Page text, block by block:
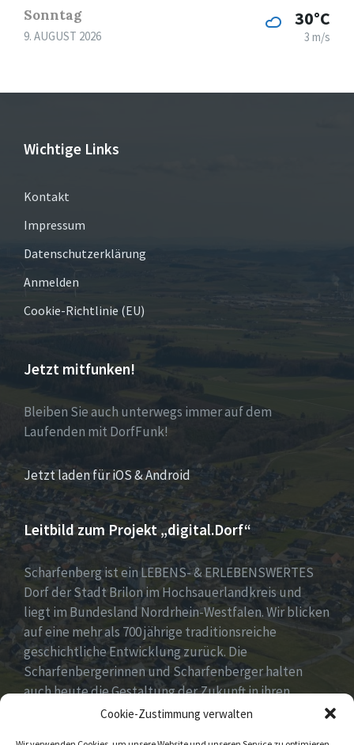
Cookie-Zustimmung verwalten
Sonntag
9. AUGUST 2026
30°C
3 m/s
Wichtige Links
Kontakt
Impressum
Datenschutzerklärung
Anmelden
Cookie-Richtlinie (EU)
Jetzt mitfunken!
Bleiben Sie auch unterwegs immer auf dem
Laufenden mit DorfFunk!
Jetzt laden für iOS & Android
Leitbild zum Projekt „digital.Dorf“
Scharfenberg ist ein LEBENS- & ERLEBENSWERTES
Dorf der Stadt Brilon im Hochsauerlandkreis und
liegt im Bundesland Nordrhein-Westfalen. Wir blicken
auf eine mehr als 700 jährige traditionsreiche
geschichtliche Entwicklung zurück. Die
Scharfenbergerinnen und Scharfenberger halten
auch heute die Gestaltung der Zukunft in ihren
Händen mit neuen, innovativen und kreativen Ideen